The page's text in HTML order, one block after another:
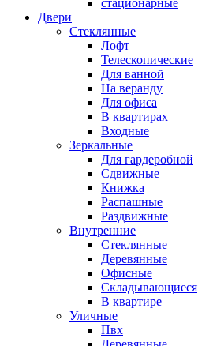
стационарные
Двери
Стеклянные
Лофт
Телескопические
Для ванной
На веранду
Для офиса
В квартирах
Входные
Зеркальные
Для гардеробной
Сдвижные
Книжка
Распашные
Раздвижные
Внутренние
Стеклянные
Деревянные
Офисные
Складывающиеся
В квартире
Уличные
Пвх